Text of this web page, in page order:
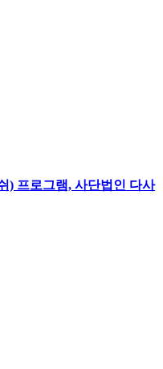
) 프로그램, 사단법인 다사